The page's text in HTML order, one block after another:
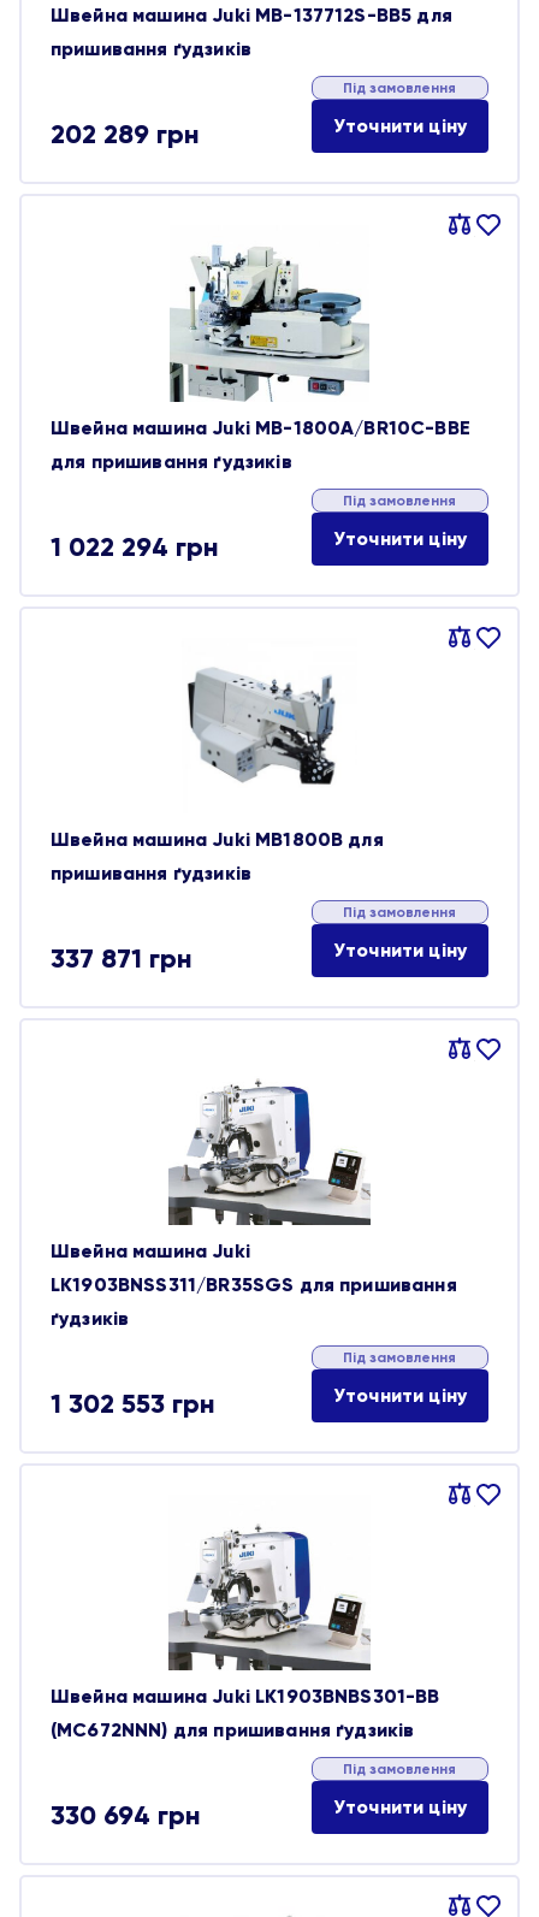
Швейна машина Juki MB-137712S-BB5 для
пришивання ґудзиків
202 289 грн
Під замовлення
Уточнити ціну
Порівняти
В
Швейна машина Juki MB-1800A/BR10C-BBE
для пришивання ґудзиків
1 022 294 грн
Під замовлення
Уточнити ціну
Порівняти
В
Швейна машина Juki MB1800B для
пришивання ґудзиків
337 871 грн
Під замовлення
Уточнити ціну
Порівняти
В
Швейна машина Juki
LK1903BNSS311/BR35SGS для пришивання
ґудзиків
1 302 553 грн
Під замовлення
Уточнити ціну
Порівняти
В
Швейна машина Juki LK1903BNBS301-BB
(MC672NNN) для пришивання ґудзиків
330 694 грн
Під замовлення
Уточнити ціну
Порівняти
В